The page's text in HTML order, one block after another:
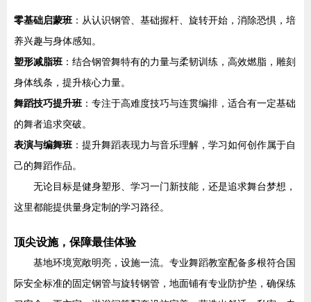
零基础启蒙班 ：从认识钢管、基础握杆、旋转开始，消除恐惧，培
养兴趣与身体感知。
塑形减脂班 ：结合钢管舞特有的力量与柔韧训练，高效燃脂，雕刻
身体线条，提升核心力量。
舞蹈技巧提升班 ：专注于高难度技巧与连贯编排，适合有一定基础
的舞者追求突破。
表演与编舞班 ：提升舞蹈表现力与音乐理解，学习如何创作属于自
己的舞蹈作品。
无论目标是健身塑形、学习一门新技能，还是追求舞台梦想，
这里都能提供量身定制的学习路径。
顶尖设施，保障最佳体验
基地环境宽敞明亮，设施一流。专业舞蹈教室配备多根符合国
际安全标准的固定钢管与旋转钢管，地面铺有专业防护垫，确保练